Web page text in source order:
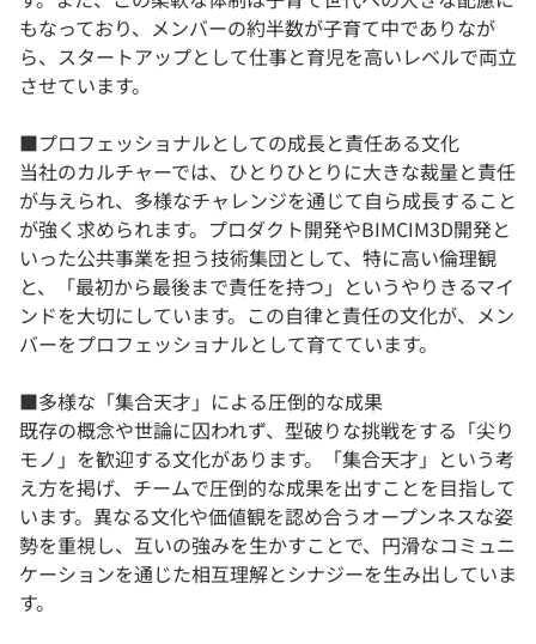
もなっており、メンバーの約半数が子育て中でありなが
ら、スタートアップとして仕事と育児を高いレベルで両立
させています。
■プロフェッショナルとしての成長と責任ある文化
当社のカルチャーでは、ひとりひとりに大きな裁量と責任
が与えられ、多様なチャレンジを通じて自ら成長すること
が強く求められます。プロダクト開発やBIMCIM3D開発と
いった公共事業を担う技術集団として、特に高い倫理観
と、「最初から最後まで責任を持つ」というやりきるマイ
ンドを大切にしています。この自律と責任の文化が、メン
バーをプロフェッショナルとして育てています。
■多様な「集合天才」による圧倒的な成果
既存の概念や世論に囚われず、型破りな挑戦をする「尖り
モノ」を歓迎する文化があります。「集合天才」という考
え方を掲げ、チームで圧倒的な成果を出すことを目指して
います。異なる文化や価値観を認め合うオープンネスな姿
勢を重視し、互いの強みを生かすことで、円滑なコミュニ
ケーションを通じた相互理解とシナジーを生み出していま
す。